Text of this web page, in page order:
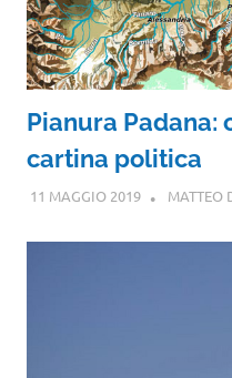
Pianura Padana:
cartina politica
11 MAGGIO 2019 MATTEO